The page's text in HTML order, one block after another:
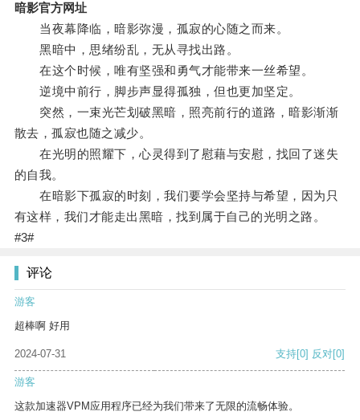
暗影官方网址
当夜幕降临，暗影弥漫，孤寂的心随之而来。
黑暗中，思绪纷乱，无从寻找出路。
在这个时候，唯有坚强和勇气才能带来一丝希望。
逆境中前行，脚步声显得孤独，但也更加坚定。
突然，一束光芒划破黑暗，照亮前行的道路，暗影渐渐
散去，孤寂也随之减少。
在光明的照耀下，心灵得到了慰藉与安慰，找回了迷失
的自我。
在暗影下孤寂的时刻，我们要学会坚持与希望，因为只
有这样，我们才能走出黑暗，找到属于自己的光明之路。
#3#
评论
游客
超棒啊 好用
2024-07-31 支持[0] 反对[0]
游客
这款加速器VPM应用程序已经为我们带来了无限的流畅体验。